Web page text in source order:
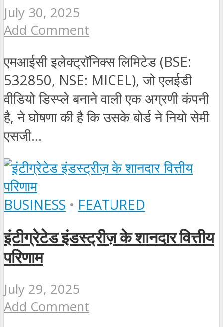
July 30, 2025
Add Comment
एमआईसी इलेक्ट्रॉनिक्स लिमिटेड (BSE:
532850, NSE: MICEL), जो एलईडी
वीडियो डिस्प्ले बनाने वाली एक अग्रणी कंपनी
है, ने घोषणा की है कि उसके बोर्ड ने नियो सेमी
एसजी...
BUSINESS • FEATURED
इंटीग्रेटेड इंडस्ट्रीज़ के शानदार वित्तीय
परिणाम
July 29, 2025
Add Comment